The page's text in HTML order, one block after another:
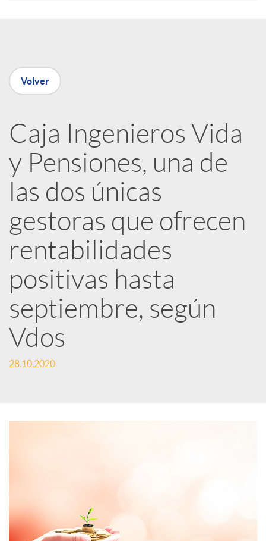
n
e
d
e
s
S
o
c
e
Volver
Caja Ingenieros Vida
y Pensiones, una de
las dos únicas
gestoras que ofrecen
rentabilidades
positivas hasta
septiembre, según
Vdos
28.10.2020